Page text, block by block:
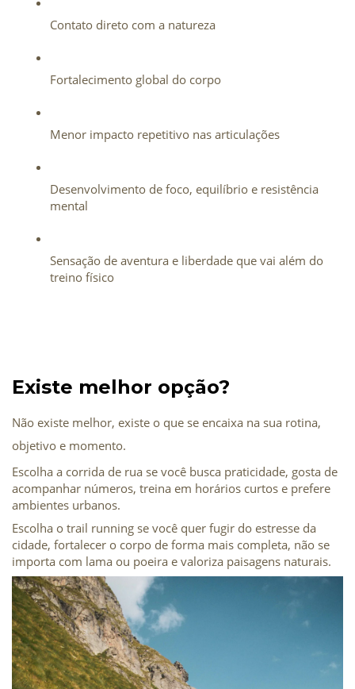
Contato direto com a natureza
Fortalecimento global do corpo
Menor impacto repetitivo nas articulações
Desenvolvimento de foco, equilíbrio e resistência
mental
Sensação de aventura e liberdade que vai além do
treino físico
Existe melhor opção?
Não existe melhor, existe o que se encaixa na sua rotina,
objetivo e momento.
Escolha a corrida de rua se você busca praticidade, gosta de
acompanhar números, treina em horários curtos e prefere
ambientes urbanos.
Escolha o trail running se você quer fugir do estresse da
cidade, fortalecer o corpo de forma mais completa, não se
importa com lama ou poeira e valoriza paisagens naturais.